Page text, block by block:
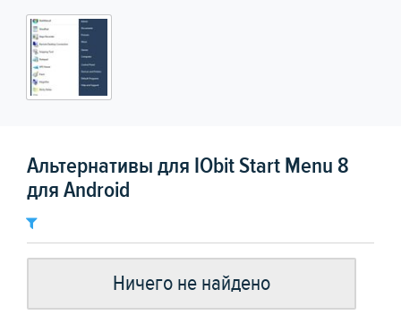
Альтернативы для IObit Start Menu 8
для Android
Ничего не найдено